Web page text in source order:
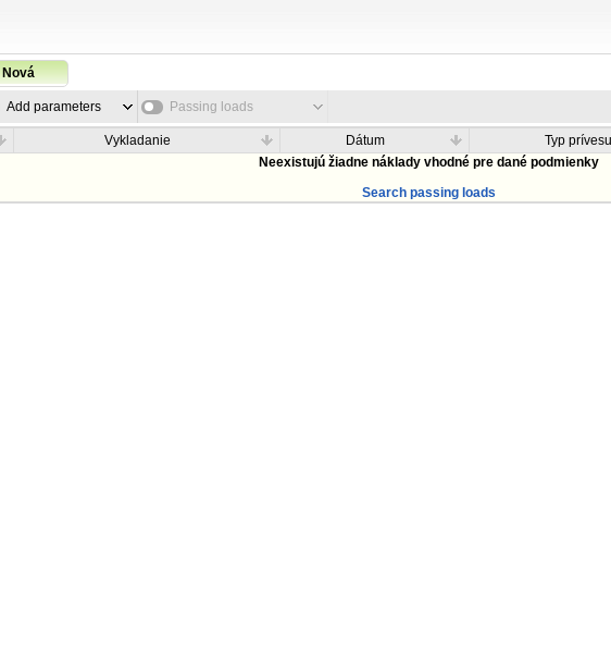
Nová
Add parameters Passing loads
Vykladanie Dátum Typ prívesu
Neexistujú žiadne náklady vhodné pre dané podmienky
Search passing loads